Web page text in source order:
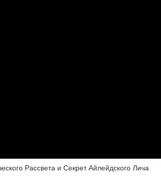
Рассвета и Секрет Айлейдского Лича